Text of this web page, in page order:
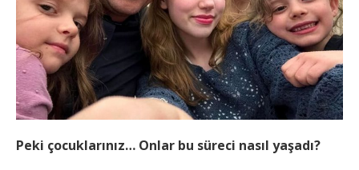
Peki çocuklarınız… Onlar bu süreci nasıl yaşadı?